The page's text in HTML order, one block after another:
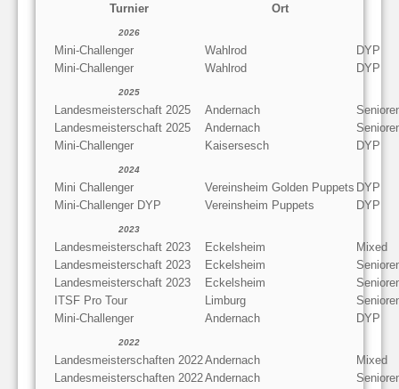
Turnier
Ort
2026
Mini-Challenger Wahlrod
DYP
Mini-Challenger
Wahlrod DYP
2025
Landesmeisterschaft 2025 Andernach
Landesmeisterschaft 2025
Andernach
Mini-Challenger
Kaisersesch DYP
2024
Mini Challenger Vereinsheim Golden Puppets DYP
Mini-Challenger DYP
Vereinsheim Puppets DYP
2023
Landesmeisterschaft 2023 Eckelsheim
Mixed
Landesmeisterschaft 2023
Eckelsheim
Landesmeisterschaft 2023
Eckelsheim
ITSF Pro Tour
Limburg
Mini-Challenger
Andernach DYP
2022
Landesmeisterschaften 2022Andernach
Mixed
Landesmeisterschaften 2022Andernach